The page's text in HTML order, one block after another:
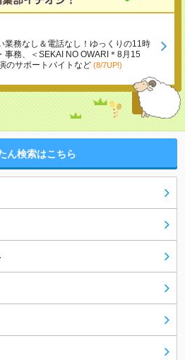
業務なし＆電話なし！ゆっくりの11時
事務、＜SEKAI NO OWARI＊8月15
のサポートバイトなど (8/7UP!)
ん検索はこちら